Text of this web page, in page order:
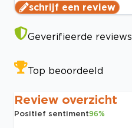
schrijf een review
Geverifieerde reviews
Top beoordeeld
Review overzicht
Positief sentiment96%